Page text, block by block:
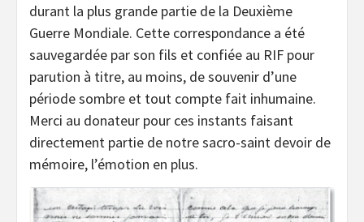
durant la plus grande partie de la Deuxième
Guerre Mondiale. Cette correspondance a été
sauvegardée par son fils et confiée au RIF pour
parution à titre, au moins, de souvenir d’une
période sombre et tout compte fait inhumaine.
Merci au donateur pour ces instants faisant
directement partie de notre sacro-saint devoir de
mémoire, l’émotion en plus.